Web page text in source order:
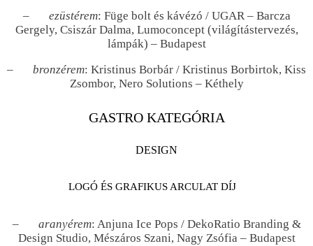
– ezüstérem: Füge bolt és kávézó / UGAR – Barcza
Gergely, Csiszár Dalma, Lumoconcept (világítástervezés,
lámpák) – Budapest
– bronzérem: Kristinus Borbár / Kristinus Borbirtok, Kiss
Zsombor, Nero Solutions – Kéthely
GASTRO KATEGÓRIA
DESIGN
LOGÓ ÉS GRAFIKUS ARCULAT DÍJ
– aranyérem: Anjuna Ice Pops / DekoRatio Branding &
Design Studio, Mészáros Szani, Nagy Zsófia – Budapest